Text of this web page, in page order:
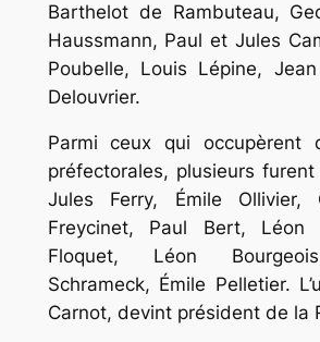
Barthelot de Rambuteau,
Haussmann, Paul et Jules
Poubelle, Louis Lépine,
Delouvrier.
Parmi ceux qui occupèrent
préfectorales, plusieurs
Jules Ferry, Émile Ollivier,
Freycinet, Paul Bert, Léon
Floquet, Léon
Schrameck, Émile Pelletier.
Carnot, devint président de la